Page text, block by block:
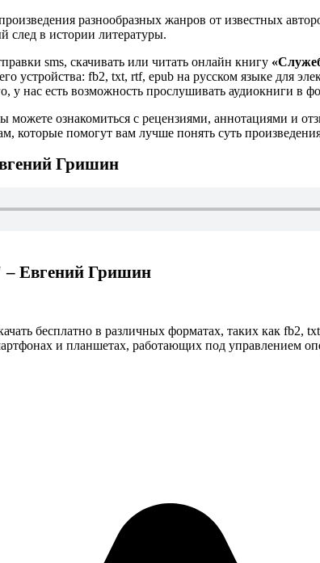
разнообразных жанров от известных
след в истории литературы.
sms, скачивать или читать онлайн книгу
устройства: fb2, txt, rtf, epub на русском языке для
нас есть возможность прослушивать аудиокниги в
ознакомиться с рецензиями, аннотациями и
которые помогут вам лучше понять суть
Гришин
– Евгений Гришин
бесплатно в различных форматах, таких как fb2,
и планшетах, работающих под управлением